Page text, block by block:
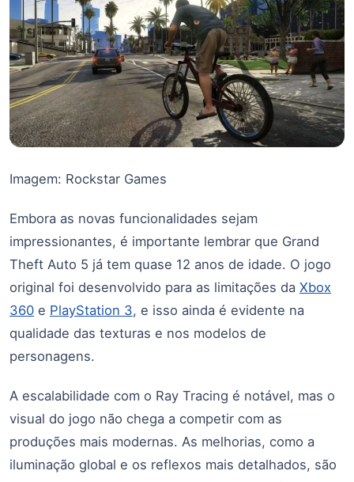
Imagem: Rockstar Games
Embora as novas funcionalidades sejam
impressionantes, é importante lembrar que Grand
Theft Auto 5 já tem quase 12 anos de idade. O jogo
original foi desenvolvido para as limitações da Xbox
360 e PlayStation 3, e isso ainda é evidente na
qualidade das texturas e nos modelos de
personagens.
A escalabilidade com o Ray Tracing é notável, mas o
visual do jogo não chega a competir com as
produções mais modernas. As melhorias, como a
iluminação global e os reflexos mais detalhados, são